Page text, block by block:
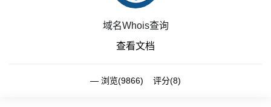
域名Whois查询
查看文档
浏览(9866) 评分(8)